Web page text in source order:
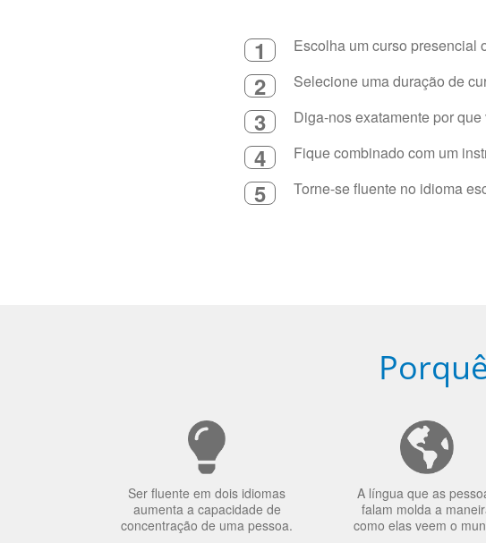
1 Escolha um curso presencial
2 Selecione uma duração de
3 Diga-nos exatamente por
4 Fique combinado com um
5 Torne-se fluente no idioma
Ser fluente em dois idiomas
aumenta a capacidade de
concentração de uma pessoa.
A língua que as
falam molda a
como elas veem o